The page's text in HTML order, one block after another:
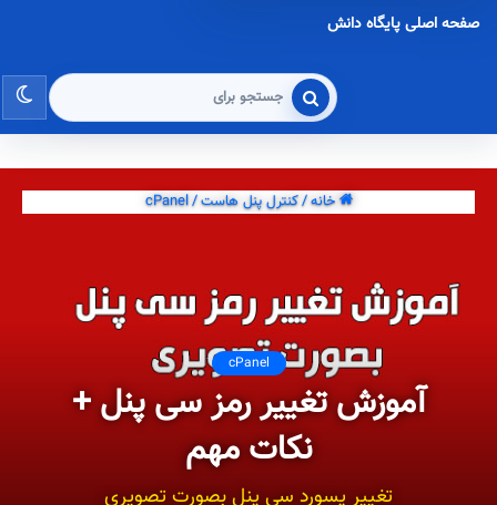
صفحه اصلی پایگاه دانش
جستجو
برای
خانه/کنترل پنل هاست/
cPanel
cPanel
آموزش تغییر رمز سی پنل +
نکات مهم
تغییر پسورد سی پنل بصورت تصویری